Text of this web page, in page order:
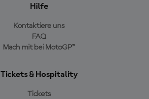
Hilfe
Kontaktiere uns
FAQ
Mach mit bei MotoGP™
Tickets & Hospitality
Tickets